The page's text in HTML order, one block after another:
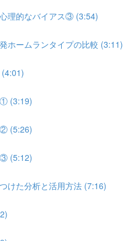
理的なバイアス③ (3:54)
ホームランタイプの比較 (3:11)
(3:19)
(5:26)
(5:12)
けた分析と活用方法 (7:16)